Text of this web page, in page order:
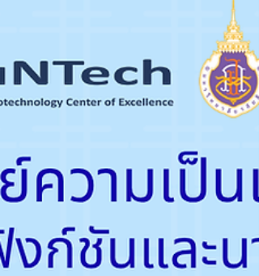
ทองอุปถัมภ์ (พี่เร) นิสิตระดับปริญญาเอก ปรัชญา
ดุษฎีบัณฑิต (วิทยาศาสตร์) มหาวิทยาลัยวลัย
ลักษณ์ ในโอกาสได้รับรางวัล Young Rising Star
Science Award ระดับ Bronze ด้าน Biology ชื่อ
หัวข้องานวิจัยที่นำเสนอ ชื่อหัวข้อ: การศึกษา
ลักษณะ ประสิทธิภาพการต้านแบคทีเรียและไบโ
วิจัยนี้มุ่งเน้นในการศึกษาแบคเทอริโอเฟจที่มี